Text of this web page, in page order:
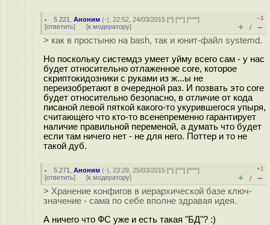
5.221 ,Аноним (-), 22:52, 24/03/2015 [^] [^^] [^^^]
[ответить] [к модератору]
–1
+ / –
> как в простыню на bash, так и юнит-файл systemd.
Но поскольку системдэ умеет уйму всего сам - у нас
будет относительно отлаженное core, которое
скриптокидозники с руками из ж...ы не
переизобретают в очередной раз. И позвать это core
будет относительно безопасно, в отличие от кода
писаной левой пяткой какого-то укурившегося упыря,
считающего что кто-то всенепременно гарантирует
наличие правильной переменой, а думать что будет
если там ничего нет - не для него. Поттер и то не
такой дуб.
5.271 ,Аноним (-), 23:29, 25/03/2015 [^] [^^] [^^^]
[ответить] [к модератору]
+1
+ / –
> Хранение конфигов в иерархической базе ключ-
значение - сама по себе вполне здравая идея.
А ничего что ФС уже и есть такая "БД"? :)